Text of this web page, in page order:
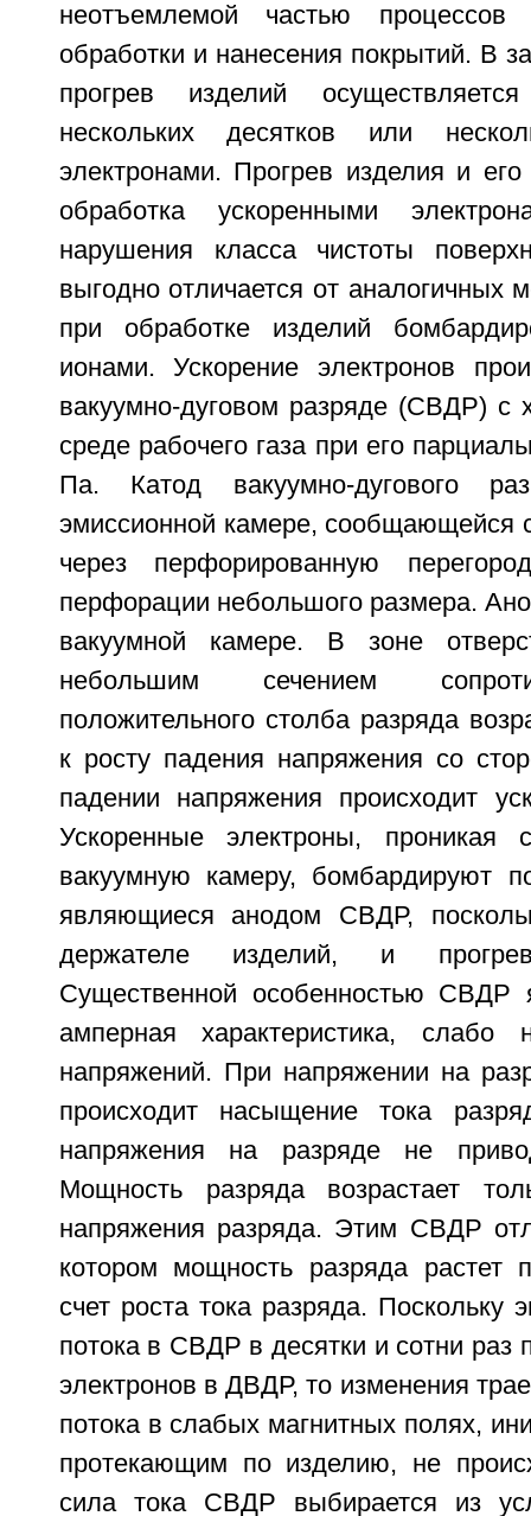
неотъемлемой частью процессов
обработки и нанесения покрытий. В
прогрев изделий
нескольких десятков или
электронами. Прогрев изделия и его
обработка ускоренными
нарушения класса чистоты
выгодно отличается от аналогичных
при обработке изделий
ионами. Ускорение электронов
вакуумно-дуговом разряде (СВДР) с
среде рабочего газа при его
Па. Катод вакуумно-дугового
эмиссионной камере, сообщающейся
через перфорированную
перфорации небольшого размера.
вакуумной камере. В зоне
небольшим сечением
положительного столба разряда
к росту падения напряжения со
падении напряжения происходит
Ускоренные электроны, проникая
вакуумную камеру, бомбардируют
являющиеся анодом СВДР,
держателе изделий, и
Существенной особенностью СВДР
амперная характеристика, слабо
напряжений. При напряжении на
происходит насыщение тока
напряжения на разряде не
Мощность разряда возрастает
напряжения разряда. Этим СВДР
котором мощность разряда растет
счет роста тока разряда. Поскольку
потока в СВДР в десятки и сотни раз
электронов в ДВДР, то изменения
потока в слабых магнитных полях,
протекающим по изделию, не
сила тока СВДР выбирается из